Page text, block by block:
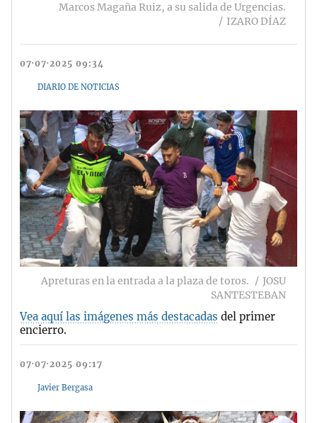
Marcos Magaña Ruiz, a su salida de Urgencias.
IZARO DÍAZ
07·07·2025 09:34
DIARIO DE NOTICIAS
Apreturas en la entrada a la plaza de toros.
JOSU
SANTESTEBAN
Vea aquí las imágenes más destacadas del primer
encierro.
07·07·2025 09:17
Javier Bergasa